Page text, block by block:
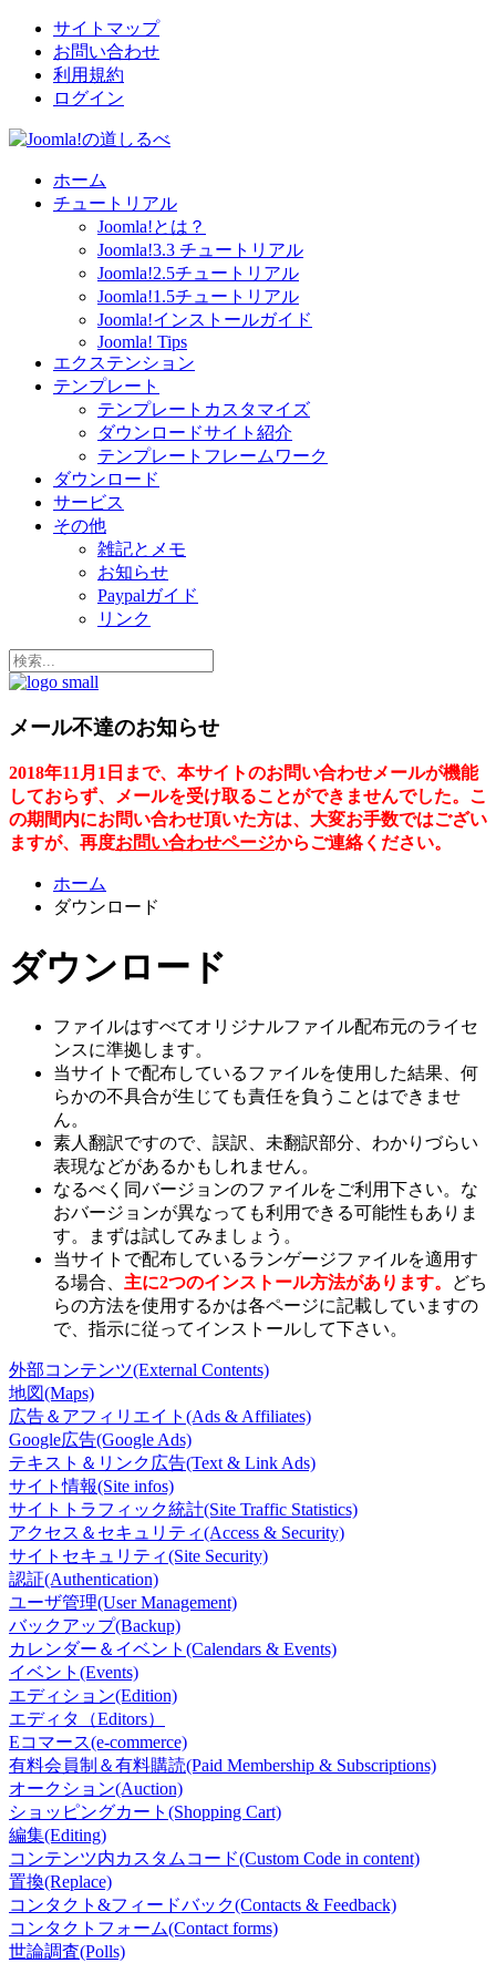
サイトマップ
お問い合わせ
利用規約
ログイン
ホーム
チュートリアル
Joomla!とは？
Joomla!3.3 チュートリアル
Joomla!2.5チュートリアル
Joomla!1.5チュートリアル
Joomla!インストールガイド
Joomla! Tips
エクステンション
テンプレート
テンプレートカスタマイズ
ダウンロードサイト紹介
テンプレートフレームワーク
ダウンロード
サービス
その他
雑記とメモ
お知らせ
Paypalガイド
リンク
メール不達のお知らせ
2018年11月1日まで、本サイトのお問い合わせメールが機能
しておらず、メールを受け取ることができませんでした。こ
の期間内にお問い合わせ頂いた方は、大変お手数ではござい
ますが、再度お問い合わせページからご連絡ください。
ホーム
ダウンロード
ダウンロード
ファイルはすべてオリジナルファイル配布元のライセ
ンスに準拠します。
当サイトで配布しているファイルを使用した結果、何
らかの不具合が生じても責任を負うことはできませ
ん。
素人翻訳ですので、誤訳、未翻訳部分、わかりづらい
表現などがあるかもしれません。
なるべく同バージョンのファイルをご利用下さい。な
おバージョンが異なっても利用できる可能性もありま
す。まずは試してみましょう。
当サイトで配布しているランゲージファイルを適用す
る場合、 主に2つのインストール方法があります。
どち
らの方法を使用するかは各ページに記載していますの
で、指示に従ってインストールして下さい。
外部コンテンツ(External Contents)
地図(Maps)
広告＆アフィリエイト(Ads & Affiliates)
Google広告(Google Ads)
テキスト＆リンク広告(Text & Link Ads)
サイト情報(Site infos)
サイトトラフィック統計(Site Traffic Statistics)
アクセス＆セキュリティ(Access & Security)
サイトセキュリティ(Site Security)
認証(Authentication)
ユーザ管理(User Management)
バックアップ(Backup)
カレンダー＆イベント(Calendars & Events)
イベント(Events)
エディション(Edition)
エディタ（Editors）
Eコマース(e-commerce)
有料会員制＆有料購読(Paid Membership & Subscriptions)
オークション(Auction)
ショッピングカート(Shopping Cart)
編集(Editing)
コンテンツ内カスタムコード(Custom Code in content)
置換(Replace)
コンタクト&フィードバック(Contacts & Feedback)
コンタクトフォーム(Contact forms)
世論調査(Polls)